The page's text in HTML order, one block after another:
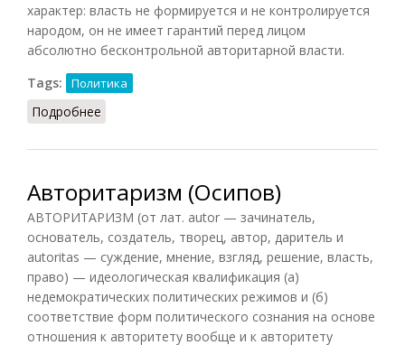
характер: власть не формируется и не контролируется
народом, он не имеет гарантий перед лицом
абсолютно бесконтрольной авторитарной власти.
Tags:
Политика
Подробнее
Авторитаризм (Осипов)
АВТОРИТАРИЗМ (от лат. autor — зачинатель,
основатель, создатель, творец, автор, даритель и
autoritas — суждение, мнение, взгляд, решение, власть,
право) — идеологическая квалификация (а)
недемократических политических режимов и (б)
соответствие форм политического сознания на основе
отношения к авторитету вообще и к авторитету